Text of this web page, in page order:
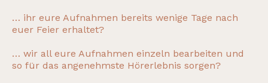
… ihr eure Aufnahmen bereits wenige Tage nach
euer Feier erhaltet?
… wir all eure Aufnahmen einzeln bearbeiten und
so für das angenehmste Hörerlebnis sorgen?